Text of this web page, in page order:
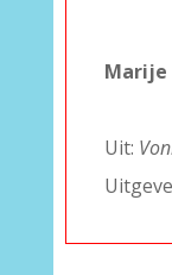
Marije
Uit: